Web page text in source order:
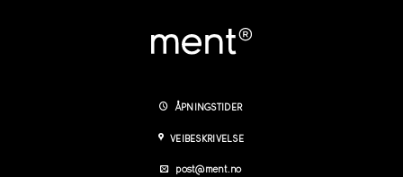
ÅPNINGSTIDER
VEIBESKRIVELSE
post@ment.no